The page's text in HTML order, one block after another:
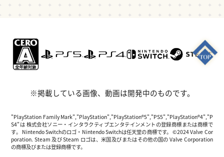
※掲載している画像、動画は開発中のものです。
"PlayStation Family Mark","PlayStation","PlayStation®5","PS5","PlayStation®4","P
S4"は 株式会社ソニー・インタラクティブエンタテインメントの登録商標または商標で
す。 Nintendo Switchのロゴ・Nintendo Switchは任天堂の商標です。 ©2024 Valve Cor
poration. Steam 及び Steam ロゴは、米国及びまたはその他の国の Valve Corporation
の商標及びまたは登録商標です。